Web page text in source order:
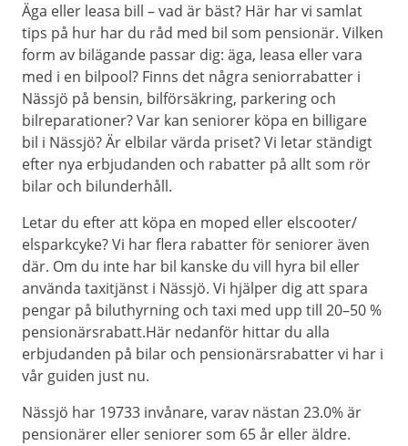
Äga eller leasa bill – vad är bäst? Här har vi samlat
tips på hur har du råd med bil som pensionär. Vilken
form av bilägande passar dig: äga, leasa eller vara
med i en bilpool? Finns det några seniorrabatter i
Nässjö på bensin, bilförsäkring, parkering och
bilreparationer? Var kan seniorer köpa en billigare
bil i Nässjö? Är elbilar värda priset? Vi letar ständigt
efter nya erbjudanden och rabatter på allt som rör
bilar och bilunderhåll.
Letar du efter att köpa en moped eller elscooter/
elsparkcyke? Vi har flera rabatter för seniorer även
där. Om du inte har bil kanske du vill hyra bil eller
använda taxitjänst i Nässjö. Vi hjälper dig att spara
pengar på biluthyrning och taxi med upp till 20–50 %
pensionärsrabatt.Här nedanför hittar du alla
erbjudanden på bilar och pensionärsrabatter vi har i
vår guiden just nu.
Nässjö har 19733 invånare, varav nästan 23.0% är
pensionärer eller seniorer som 65 år eller äldre.